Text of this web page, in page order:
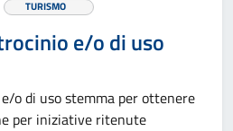
TURISMO
e/o di uso
o di uso stemma per ottenere
per iniziative ritenute